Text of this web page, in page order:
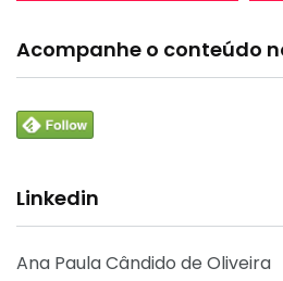
Acompanhe o conteúdo
Linkedin
Ana Paula Cândido de Oliveira